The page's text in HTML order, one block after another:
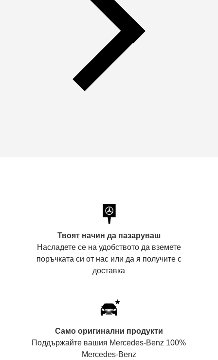
Твоят начин да пазаруваш
Насладете се на удобството да вземете
поръчката си от нас или да я получите с
доставка
Само оригинални продукти
Поддържайте вашия Mercedes-Benz 100%
Mercedes-Benz